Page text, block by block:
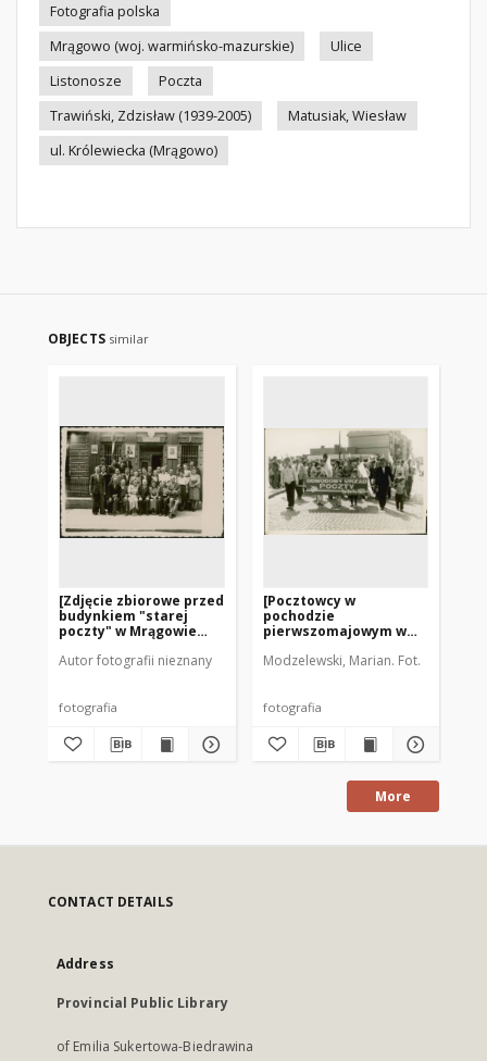
Fotografia polska
Mrągowo (woj. warmińsko-mazurskie)
Ulice
Listonosze
Poczta
Trawiński, Zdzisław (1939-2005)
Matusiak, Wiesław
ul. Królewiecka (Mrągowo)
OBJECTS similar
[Zdjęcie zbiorowe przed
budynkiem "starej
poczty" w Mrągowie
Autor fotografii nieznany
fotografia
[Pocztowcy w
pochodzie
pierwszomajowym w
Modzelewski, Marian. Fot.
fotografia
More
CONTACT DETAILS
Address
Provincial Public Library
of Emilia Sukertowa-Biedrawina